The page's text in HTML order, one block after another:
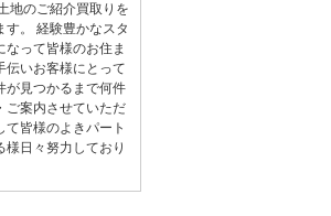
地のご紹介買取りを
す。 経験豊かなスタ
なって皆様のお住ま
伝いお客様にとって
が見つかるまで何件
ご案内させていただ
て皆様のよきパート
様日々努力しており